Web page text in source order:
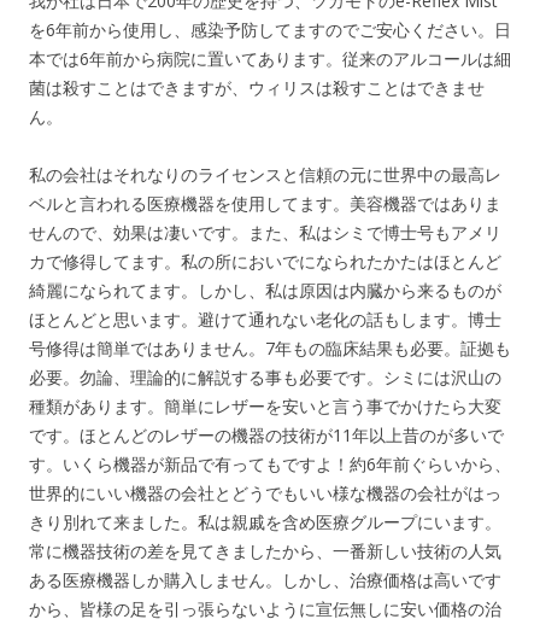
を6年前から使用し、感染予防してますのでご安心ください。日
本では6年前から病院に置いてあります。従来のアルコールは細
菌は殺すことはできますが、ウィリスは殺すことはできませ
ん。
私の会社はそれなりのライセンスと信頼の元に世界中の最高レ
ベルと言われる医療機器を使用してます。美容機器ではありま
せんので、効果は凄いです。また、私はシミで博士号もアメリ
カで修得してます。私の所においでになられたかたはほとんど
綺麗になられてます。しかし、私は原因は内臓から来るものが
ほとんどと思います。避けて通れない老化の話もします。博士
号修得は簡単ではありません。7年もの臨床結果も必要。証拠も
必要。勿論、理論的に解説する事も必要です。シミには沢山の
種類があります。簡単にレザーを安いと言う事でかけたら大変
です。ほとんどのレザーの機器の技術が11年以上昔のが多いで
す。いくら機器が新品で有ってもですよ！約6年前ぐらいから、
世界的にいい機器の会社とどうでもいい様な機器の会社がはっ
きり別れて来ました。私は親戚を含め医療グループにいます。
常に機器技術の差を見てきましたから、一番新しい技術の人気
ある医療機器しか購入しません。しかし、治療価格は高いです
から、皆様の足を引っ張らないように宣伝無しに安い価格の治